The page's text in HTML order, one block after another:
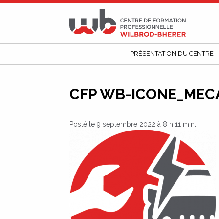
Wilbrod-
Bherer
PRÉSENTATION DU CENTRE
CFP WB-
Posté le 9 septembre 2022 à 8 h 11 min.